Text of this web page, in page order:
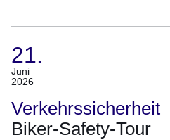
21.
Juni
2026
(Termin:
21.
Juni
2026)
Verkehrssicherheit
Biker-Safety-Tour